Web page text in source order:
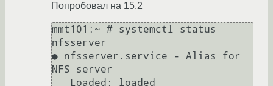
Попробовал на 15.2
mmt101:~ # systemctl status
nfsserver
● nfsserver.service - Alias for
NFS server